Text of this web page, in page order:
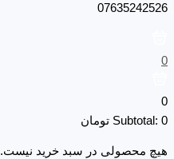
07635242526
0
0
Subtotal: 0 تومان
هیچ محصولی در سبد خرید نیست.